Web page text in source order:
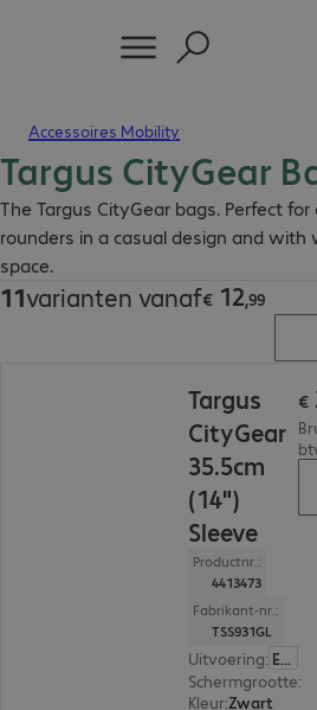
Accessoires Mobility
Targus CityGear
The Targus CityGear bags. Perfect
rounders in a casual design and
space.
11varianten vanaf€ 12,99
€ 12,99
Targus
CityGear
35.5cm
(14")
Sleeve
Productnr.:
4413473
Fabrikant-nr.:
TSS931GL
Uitvoering: Europa
Schermgrootte:
Kleur:Zwart
€